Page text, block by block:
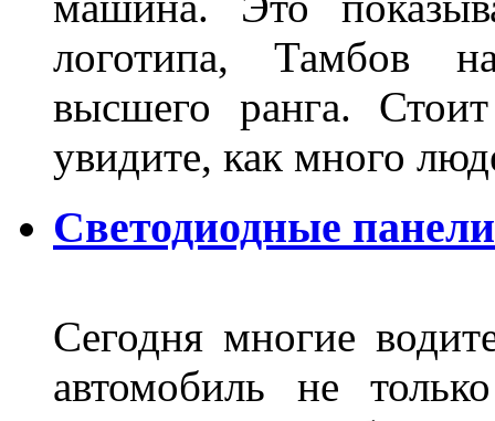
логотипа, Тамбов
высшего ранга.
увидите, как много
Светодиодные
Сегодня многие
автомобиль не